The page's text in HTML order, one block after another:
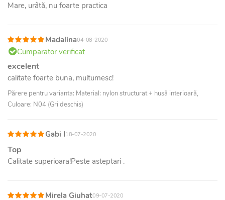
Mare, urâtă, nu foarte practica
Madalina04-08-2020
Cumparator verificat
excelent
calitate foarte buna, multumesc!
Părere pentru varianta: Material: nylon structurat + husă interioară,
Culoare: N04 (Gri deschis)
Gabi I18-07-2020
Top
Calitate superioara!Peste asteptari .
Mirela Giuhat09-07-2020